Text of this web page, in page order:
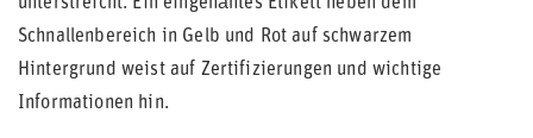
Schnallenbereich in Gelb und Rot auf schwarzem
Hintergrund weist auf Zertifizierungen und wichtige
Informationen hin.